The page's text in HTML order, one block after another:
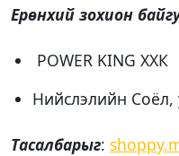
Ерөнхий зохион
POWER KING ХХК
Нийслэлийн Соёл,
Тасалбарыг: